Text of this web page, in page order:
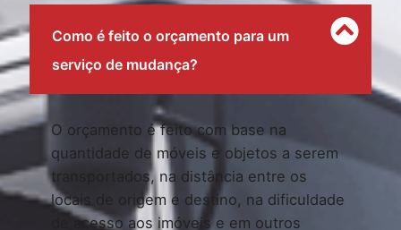
Como é feito o orçamento para um
serviço de mudança?
O orçamento é feito com base na
quantidade de móveis e objetos a serem
transportados, na distância entre os
locais de origem e destino, na dificuldade
de acesso aos imóveis e em outros